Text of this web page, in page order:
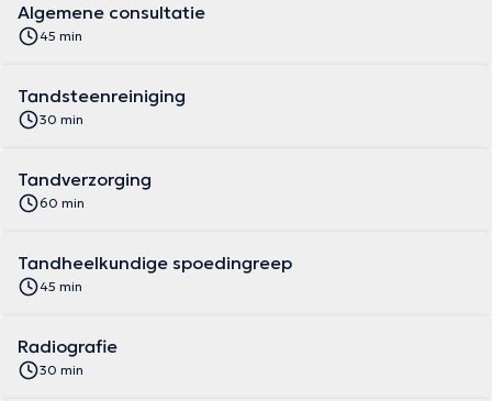
Algemene consultatie
45 min
Tandsteenreiniging
30 min
Tandverzorging
60 min
Tandheelkundige spoedingreep
45 min
Radiografie
30 min